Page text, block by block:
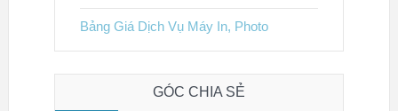
Bảng Giá Dịch Vụ Máy In, Photo
GÓC CHIA SẺ